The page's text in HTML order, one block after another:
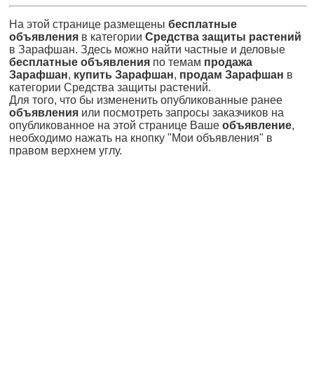
На этой странице размещены бесплатные
объявления в категории Средства защиты растений
в Зарафшан. Здесь можно найти частные и деловые
бесплатные объявления по темам продажа
Зарафшан, купить Зарафшан, продам Зарафшан в
категории Средства защиты растений.
Для того, что бы измененить опубликованные ранее
объявления или посмотреть запросы заказчиков на
опубликованное на этой странице Ваше объявление,
необходимо нажать на кнопку "Мои объявления" в
правом верхнем углу.